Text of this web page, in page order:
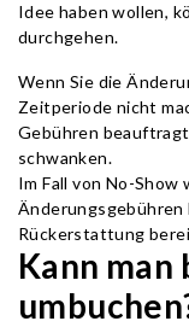
Idee haben wollen,
durchgehen.
Wenn Sie die
Zeitperiode nicht
Gebühren
schwanken.
Im Fall von No-Show
Rückerstattung
Kann man